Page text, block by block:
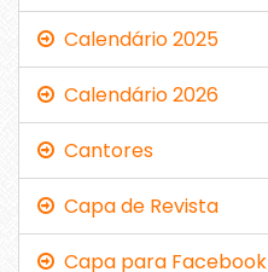
Calendário 2025
Calendário 2026
Cantores
Capa de Revista
Capa para Facebook